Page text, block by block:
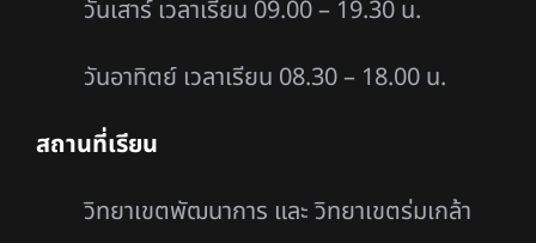
วันเสาร์ เวลาเรียน 09.00 – 19.30 น.
วันอาทิตย์ เวลาเรียน 08.30 – 18.00 น.
สถานที่เรียน
วิทยาเขตพัฒนาการ และ วิทยาเขตร่มเกล้า